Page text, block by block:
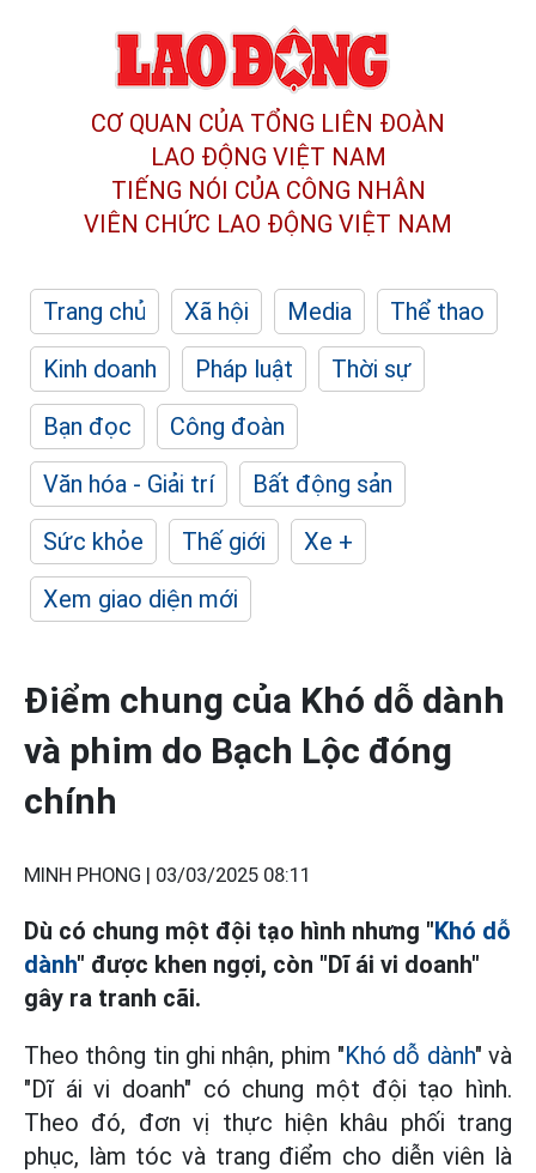
CƠ QUAN CỦA TỔNG LIÊN ĐOÀN
LAO ĐỘNG VIỆT NAM
TIẾNG NÓI CỦA CÔNG NHÂN
VIÊN CHỨC LAO ĐỘNG VIỆT NAM
Trang chủ Xã hội Media
Thể thao
Kinh doanh
Pháp luật
Thời sự
Bạn đọc
Công đoàn
Văn hóa - Giải trí
Bất động sản
Sức khỏe
Thế giới
Xe +
Xem giao diện mới
Điểm chung của Khó dỗ dành
và phim do Bạch Lộc đóng
chính
MINH PHONG | 03/03/2025 08:11
Dù có chung một đội tạo hình nhưng "Khó dỗ
dành" được khen ngợi, còn "Dĩ ái vi doanh"
gây ra tranh cãi.
Theo thông tin ghi nhận, phim "Khó dỗ dành" và
"Dĩ ái vi doanh" có chung một đội tạo hình.
Theo đó, đơn vị thực hiện khâu phối trang
phục, làm tóc và trang điểm cho diễn viên là